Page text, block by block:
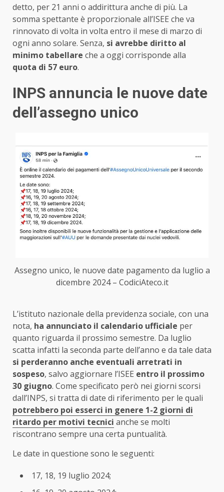
detto, per 21 anni o addirittura anche di più. La
somma spettante è proporzionale all’ISEE che va
rinnovato di volta in volta entro il mese di marzo di
ogni anno solare. Senza, si avrebbe diritto al
minimo tabellare che a oggi corrisponde alla
quota di 57 euro.
INPS annuncia le nuove date
dell’assegno unico
Assegno unico, le nuove date pagamento da luglio a
dicembre 2024 – CodiciAteco.it
L’istituto nazionale della previdenza sociale, con una
nota, ha annunciato il calendario ufficiale per
quanto riguarda il prossimo semestre. Da luglio
scatta infatti la seconda parte dell’anno e da tale data
si perderanno anche eventuali arretrati in
sospeso, salvo aggiornare l’ISEE entro il prossimo
30 giugno. Come specificato però nei giorni scorsi
dall’INPS, si tratta di date di riferimento per le quali
potrebbero poi esserci in genere 1-2 giorni di
ritardo per motivi tecnici anche se molti
riscontrano sempre una certa puntualità.
Le date in questione sono le seguenti:
17, 18, 19 luglio 2024;